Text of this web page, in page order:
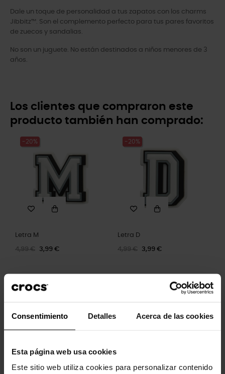
Consentimiento Detalles Acerca de las cookies
Esta página web usa cookies
Este sitio web utiliza cookies para personalizar contenido
Dale un toque de personalidad a tus zapatos con los charms
Jibbitz™. Son el complemento perfecto para tus pares favoritos
de zuecos y sandalias.
No son un juguete. No están destinados a niños menores de 3
años.
Los clientes que compraron este
producto también han comprado:
-20%
Letra M
4,99 € 3,99 €
-20%
Letra D
4,99 € 3,99 €
-20%